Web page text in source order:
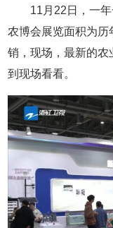
11月22日，一
农博会展览面积为历
销，现场，最新的农
到现场看看。